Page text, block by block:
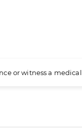
or witness a